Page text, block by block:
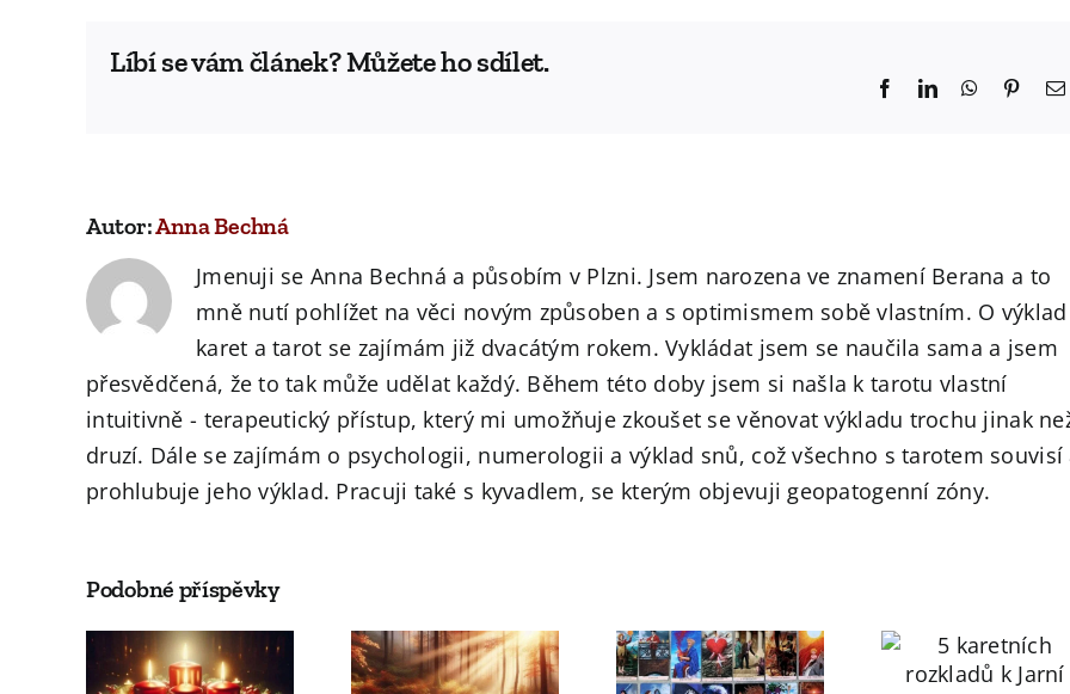
Líbí se vám článek? Můžete ho sdílet.
FacebookLinkedInWhatsApp
Autor:Anna Bechná
Jmenuji se Anna Bechná a působím v Plzni. Jsem narozena ve znamení Berana a to
mně nutí pohlížet na věci novým způsoben a s optimismem sobě vlastním. O výklad
karet a tarot se zajímám již dvacátým rokem. Vykládat jsem se naučila sama a jsem
přesvědčená, že to tak může udělat každý. Během této doby jsem si našla k tarotu vlastní
intuitivně - terapeutický přístup, který mi umožňuje zkoušet se věnovat výkladu trochu jinak
druzí. Dále se zajímám o psychologii, numerologii a výklad snů, což všechno s tarotem souvisí
prohlubuje jeho výklad. Pracuji také s kyvadlem, se kterým objevuji geopatogenní zóny.
Podobné příspěvky